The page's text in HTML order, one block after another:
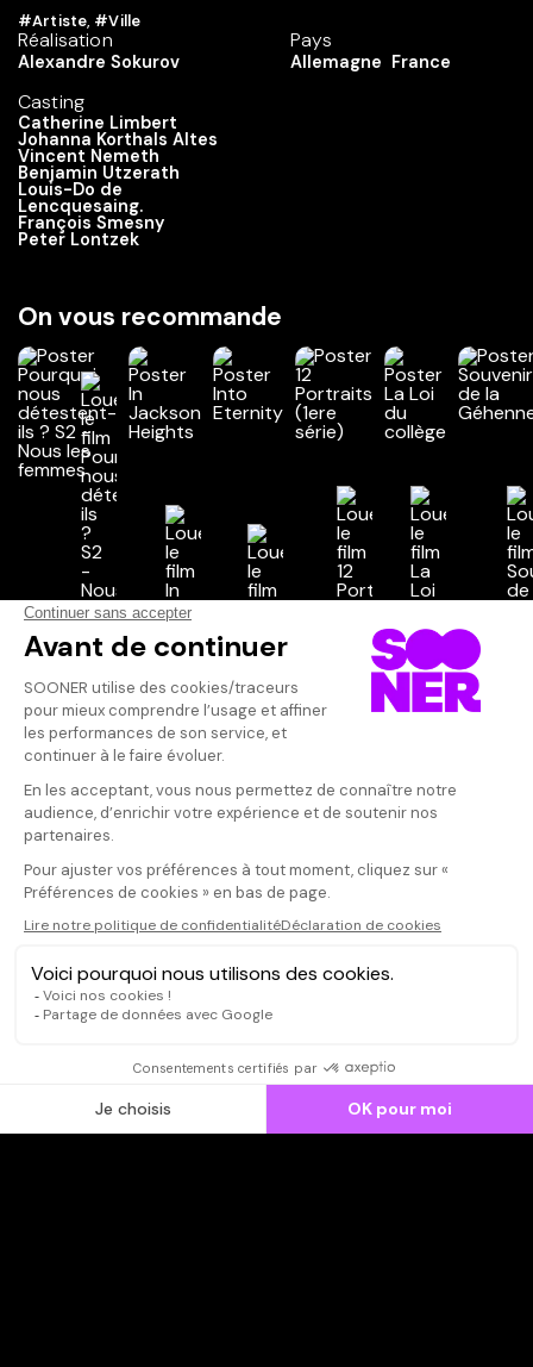
#Artiste, #Ville
Réalisation
Alexandre Sokurov
Casting
Catherine Limbert
Johanna Korthals Altes
Vincent Nemeth
Benjamin Utzerath
Louis-Do de
Lencquesaing.
François Smesny
Peter Lontzek
Pays
Allemagne France
On vous recommande
Vos avis
Donnez votre avis
Votre note
Votre commentaire
Il faut vous connecter pour
publier un avis
CONNEXION
Qui sommes-nous ?